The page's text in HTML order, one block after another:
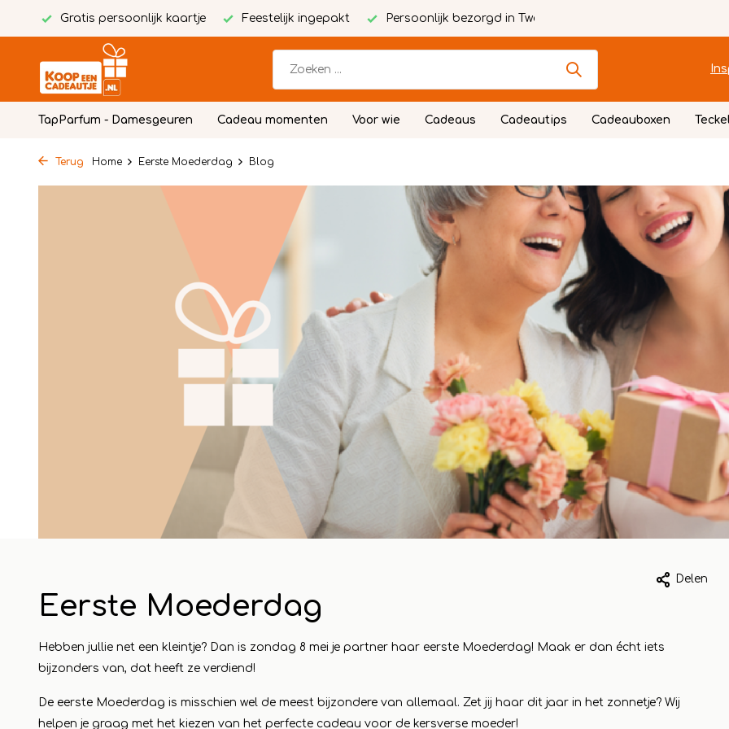
Gratis persoonlijk kaartje Feestelijk ingepakt Persoonlijk bezorgd in Twente
TapParfum - Damesgeuren Cadeau momenten Voor wie Cadeaus Cadeautips Cadeauboxen
Terug Home Eerste Moederdag Blog
Delen
Eerste Moederdag
Hebben jullie net een kleintje? Dan is zondag 8 mei je partner haar eerste Moederdag! Maak er dan écht iets
bijzonders van, dat heeft ze verdiend!
De eerste Moederdag is misschien wel de meest bijzondere van allemaal. Zet jij haar dit jaar in het zonnetje? Wij
helpen je graag met het kiezen van het perfecte cadeau voor de kersverse moeder!
aan in
Cadeautjes voor de
camping - Vakantie
vieren in stijl
Lees meer
Maak van
winkelbezoek aan
een compleet
Lees meer